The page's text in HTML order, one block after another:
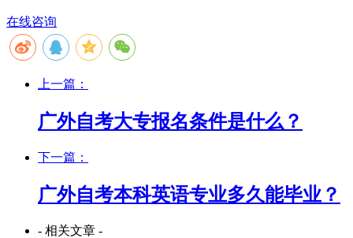
在线咨询
上一篇：
广外自考大专报名条件是什么？
下一篇：
广外自考本科英语专业多久能毕业？
- 相关文章 -